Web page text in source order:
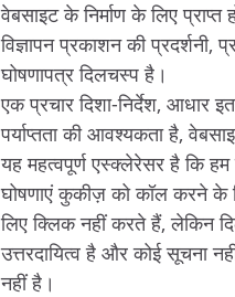
वेबसाइट के निर्माण के लिए
विज्ञापन प्रकाशन की
घोषणापत्र दिलचस्प है।
एक प्रचार दिशा-निर्देश, आधार
पर्याप्तता की आवश्यकता है,
यह महत्वपूर्ण एस्क्लेरेसर है कि
घोषणाएं कुकीज़ को कॉल करने के
लिए क्लिक नहीं करते हैं, लेकिन
उत्तरदायित्व है और कोई सूचना
नहीं है।